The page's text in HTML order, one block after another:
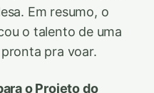
Em resumo, o
o talento de uma
pra voar.
o Projeto do